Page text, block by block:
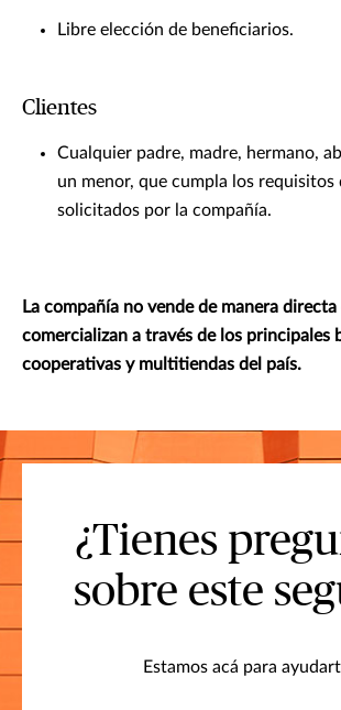
Libre elección de beneficiarios.
Clientes
Cualquier padre, madre, hermano,
un menor, que cumpla los requisitos
solicitados por la compañía.
La compañía no vende de manera directa
comercializan a través de los principales
cooperativas y multitiendas del país.
¿Tienes
sobre este
Estamos acá para